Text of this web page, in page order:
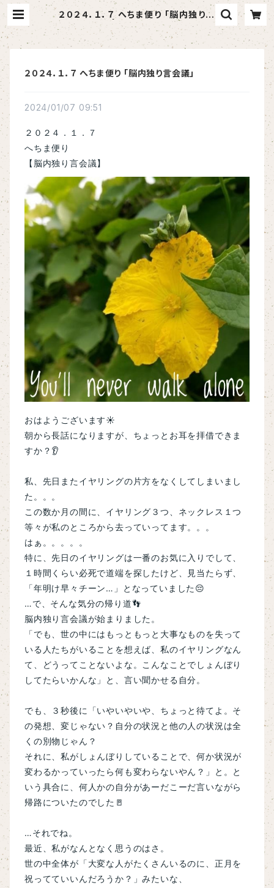
２０２４．１．７ へちま便り 「脳内独り言
会議」 | へちま屋さはらん
２０２４．１．７ へちま便り 「脳内独り言会議」
2024/01/07 09:51
２０２４．１．７
へちま便り
【脳内独り言会議】
おはようございます☀
朝から長話になりますが、ちょっとお耳を拝借できま
すか？👂
私、先日またイヤリングの片方をなくしてしまいまし
た。。。
この数か月の間に、イヤリング３つ、ネックレス１つ
等々が私のところから去っていってます。。。
はぁ。。。。。
特に、先日のイヤリングは一番のお気に入りでして、
１時間くらい必死で道端を探したけど、見当たらず、
「年明け早々チーン…」となっていました😔
…で、そんな気分の帰り道👣
脳内独り言会議が始まりました。
「でも、世の中にはもっともっと大事なものを失って
いる人たちがいることを想えば、私のイヤリングなん
て、どうってことないよな。こんなことでしょんぼり
してたらいかんな」と、言い聞かせる自分。
でも、３秒後に「いやいやいや、ちょっと待てよ。 そ
の発想、変じゃない？ 自分の状況と他の人の状況は全
くの別物じゃん？
それに、私がしょんぼりしていることで、何か状況が
変わるかっていったら何も変わらないやん？」と。 と
いう具合に、何人かの自分があーだこーだ言いながら
帰路についたのでした🚪
…それでね。
最近、私がなんとなく思うのはさ。
世の中全体が「大変な人がたくさんいるのに、正月を
祝ってていいんだろうか？」みたいな、